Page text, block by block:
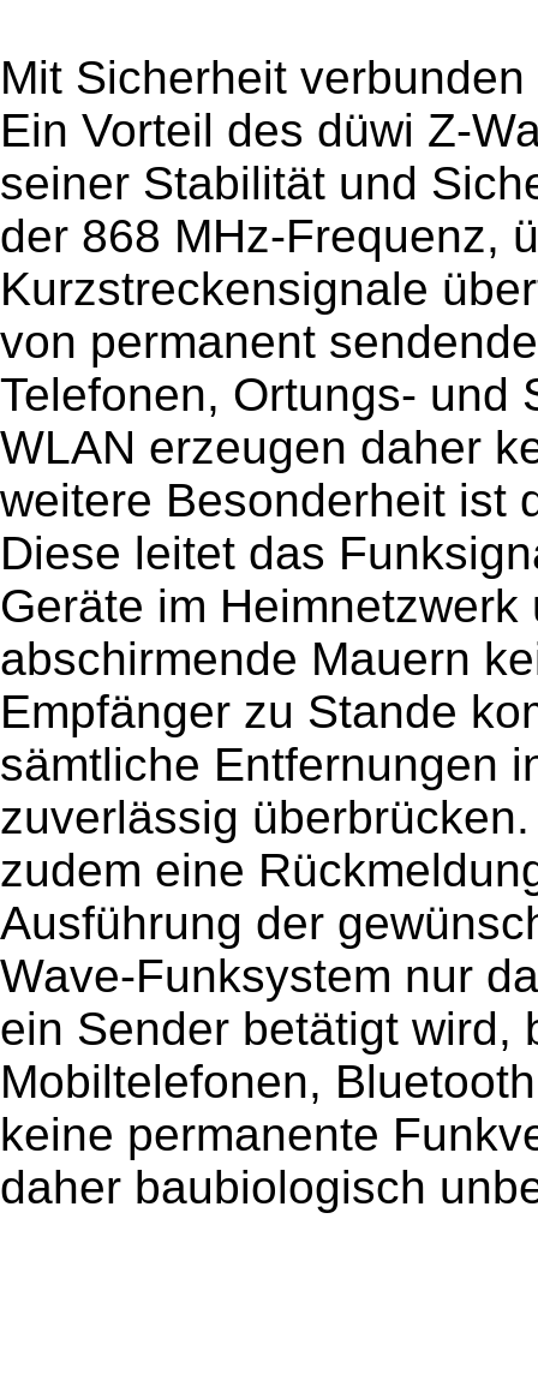
Mit Sicherheit verbunden
Ein Vorteil des düwi Z-
seiner Stabilität und
der 868 MHz-Frequenz,
Kurzstreckensignale
von permanent
Telefonen, Ortungs- und
WLAN erzeugen daher
weitere Besonderheit ist
Diese leitet das
Geräte im
abschirmende Mauern
Empfänger zu Stande
sämtliche Entfernungen
zuverlässig
zudem eine
Ausführung der
Wave-Funksystem nur
ein Sender betätigt wird,
Mobiltelefonen,
keine permanente
daher baubiologisch